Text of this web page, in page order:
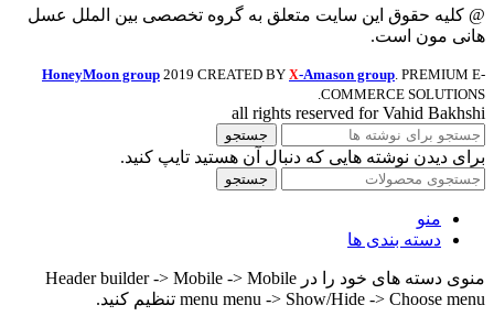
@ کلیه حقوق این سایت متعلق به گروه تخصصی بین الملل عسل
هانی مون است.
HoneyMoon group 2019 CREATED BY X-Amason group. PREMIUM E-
COMMERCE SOLUTIONS.
all rights reserved for Vahid Bakhshi
جستجو
برای دیدن نوشته هایی که دنبال آن هستید تایپ کنید.
جستجو
منو
دسته بندی ها
منوی دسته های خود را در Header builder -> Mobile -> Mobile
menu menu -> Show/Hide -> Choose menu تنظیم کنید.